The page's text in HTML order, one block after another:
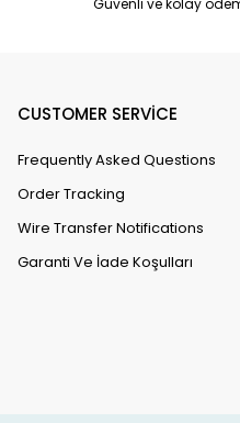
Güvenli ve kolay
CUSTOMER SERVİCE
Frequently Asked Questions
Order Tracking
Wire Transfer Notifications
Garanti Ve İade Koşulları